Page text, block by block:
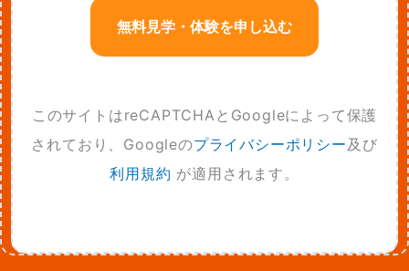
このサイトはreCAPTCHAとGoogleによって保護
されており、Googleのプライバシーポリシー及び
利用規約 が適用されます。